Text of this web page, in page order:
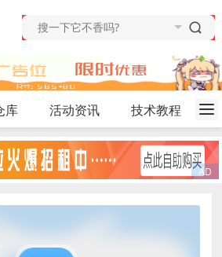
库 活动资讯 技术教程